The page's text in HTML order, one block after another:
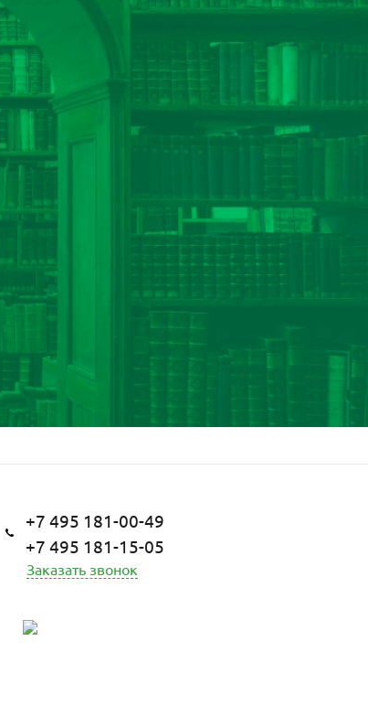
+7 495 181-00-49
+7 495 181-15-05
Заказать звонок